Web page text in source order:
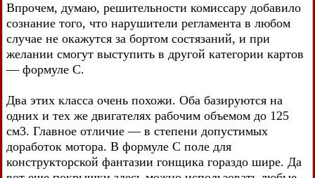
Впрочем, думаю, решительности комиссару добавило
сознание того, что нарушители регламента в любом
случае не окажутся за бортом состязаний, и при
желании смогут выступить в другой категории картов
— формуле С.
Два этих класса очень похожи. Оба базируются на
одних и тех же двигателях рабочим объемом до 125
см3. Главное отличие — в степени допустимых
доработок мотора. В формуле С поле для
конструкторской фантазии гонщика гораздо шире. Да